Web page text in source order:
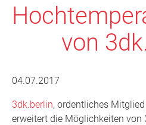
von
04.07.2017
3dk.berlin, ordentliches
erweitert die Möglichkeiten von